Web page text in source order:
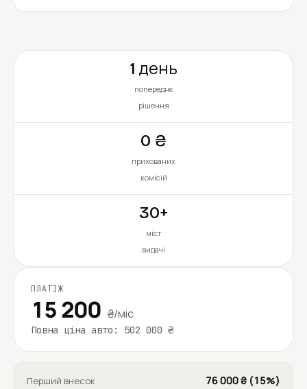
1 день
попереднє
рішення
0 ₴
прихованих
комісій
30+
міст
видачі
ПЛАТІЖ
15 200 ₴/міс
Повна ціна авто: 502 000 ₴
Перший внесок 76 000 ₴ (15%)